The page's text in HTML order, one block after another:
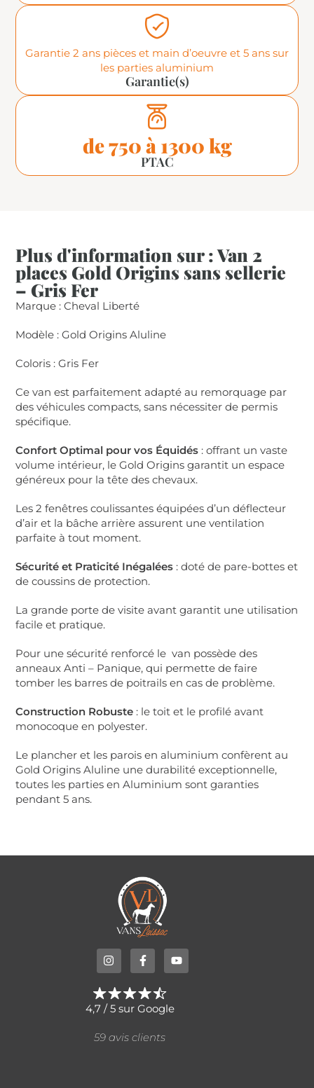
Garantie 2 ans pièces et main d’oeuvre et 5 ans sur
les parties aluminium
Garantie(s)
de 750 à 1300 kg
PTAC
Plus d'information sur : Van 2
places Gold Origins sans sellerie
– Gris Fer
Marque : Cheval Liberté
Modèle : Gold Origins Aluline
Coloris : Gris Fer
Ce van est parfaitement adapté au remorquage par
des véhicules compacts, sans nécessiter de permis
spécifique.
Confort Optimal pour vos Équidés : offrant un vaste
volume intérieur, le Gold Origins garantit un espace
généreux pour la tête des chevaux.
Les 2 fenêtres coulissantes équipées d’un déflecteur
d’air et la bâche arrière assurent une ventilation
parfaite à tout moment.
Sécurité et Praticité Inégalées : doté de pare-bottes et
de coussins de protection.
La grande porte de visite avant garantit une utilisation
facile et pratique.
Pour une sécurité renforcé le van possède des
anneaux Anti – Panique, qui permette de faire
tomber les barres de poitrails en cas de problème.
Construction Robuste : le toit et le profilé avant
monocoque en polyester.
Le plancher et les parois en aluminium confèrent au
Gold Origins Aluline une durabilité exceptionnelle,
toutes les parties en Aluminium sont garanties
pendant 5 ans.
4,7 / 5 sur Google
59 avis clients